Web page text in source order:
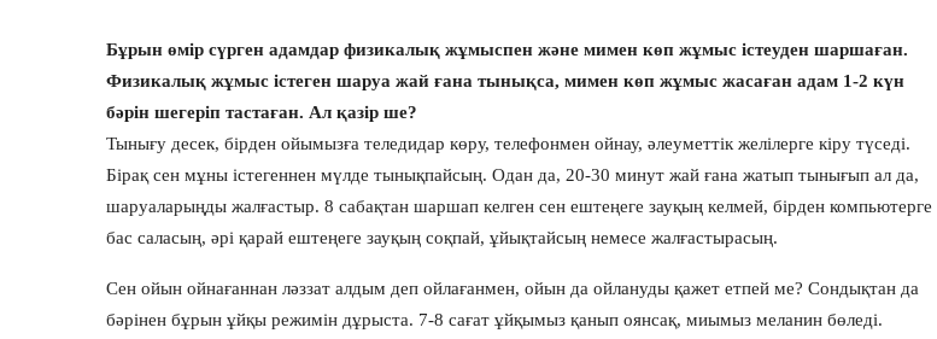
Бұрын өмір сүрген адамдар физикалық жұмыспен және мимен көп жұмыс істеуден шаршаған.
Физикалық жұмыс істеген шаруа жай ғана тынықса, мимен көп жұмыс жасаған адам 1-2 күн
бәрін шегеріп тастаған. Ал қазір ше?
Тынығу десек, бірден ойымызға теледидар көру, телефонмен ойнау, әлеуметтік желілерге кіру түседі.
Бірақ сен мұны істегеннен мүлде тынықпайсың. Одан да, 20-30 минут жай ғана жатып тынығып ал да,
шаруаларыңды жалғастыр. 8 сабақтан шаршап келген сен ештеңеге зауқың келмей, бірден компьютерге
бас саласың, әрі қарай ештеңеге зауқың соқпай, ұйықтайсың немесе жалғастырасың.
Сен ойын ойнағаннан ләззат алдым деп ойлағанмен, ойын да ойлануды қажет етпей ме? Сондықтан да
бәрінен бұрын ұйқы режимін дұрыста. 7-8 сағат ұйқымыз қанып оянсақ, миымыз меланин бөледі.